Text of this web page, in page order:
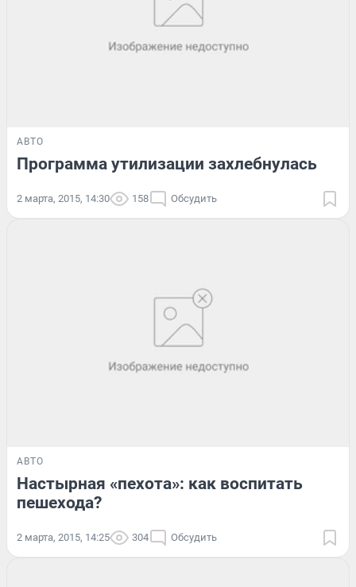
АВТО
Программа утилизации захлебнулась
2 марта, 2015, 14:30 158 Обсудить
АВТО
Настырная «пехота»: как воспитать
пешехода?
2 марта, 2015, 14:25 304 Обсудить